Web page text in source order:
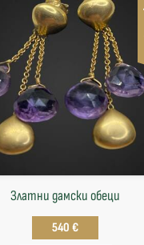
Златни дамски обеци
540 €